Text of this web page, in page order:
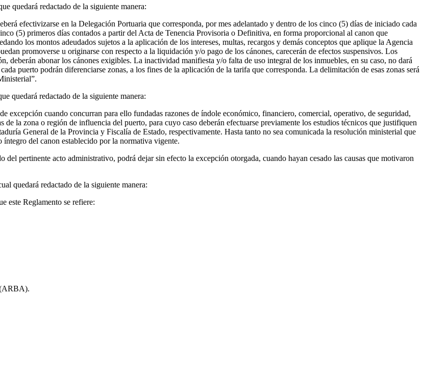
quedará redactado de la siguiente manera:
efectivizarse en la Delegación Portuaria que corresponda, por mes adelantado y dentro de los cinco (5) días de iniciado cada
(5) primeros días contados a partir del Acta de Tenencia Provisoria o Definitiva, en forma proporcional al canon que
los montos adeudados sujetos a la aplicación de los intereses, multas, recargos y demás conceptos que aplique la Agencia
promoverse u originarse con respecto a la liquidación y/o pago de los cánones, carecerán de efectos suspensivos. Los
deberán abonar los cánones exigibles. La inactividad manifiesta y/o falta de uso integral de los inmuebles, en su caso, no dará
puerto podrán diferenciarse zonas, a los fines de la aplicación de la tarifa que corresponda. La delimitación de esas zonas será
quedará redactado de la siguiente manera:
cuando concurran para ello fundadas razones de índole económico, financiero, comercial, operativo, de seguridad,
la zona o región de influencia del puerto, para cuyo caso deberán efectuarse previamente los estudios técnicos que justifiquen
General de la Provincia y Fiscalía de Estado, respectivamente. Hasta tanto no sea comunicada la resolución ministerial que
del canon establecido por la normativa vigente.
pertinente acto administrativo, podrá dejar sin efecto la excepción otorgada, cuando hayan cesado las causas que motivaron
quedará redactado de la siguiente manera:
este Reglamento se refiere:
(ARBA).